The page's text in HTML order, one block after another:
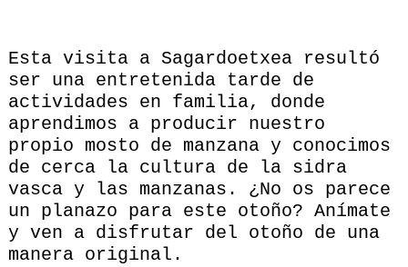
Esta visita a Sagardoetxea resultó
ser una entretenida tarde de
actividades en familia, donde
aprendimos a producir nuestro
propio mosto de manzana y conocimos
de cerca la cultura de la sidra
vasca y las manzanas. ¿No os parece
un planazo para este otoño? Anímate
y ven a disfrutar del otoño de una
manera original.